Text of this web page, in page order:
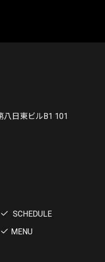
八日東ビルB1 101
SCHEDULE
MENU